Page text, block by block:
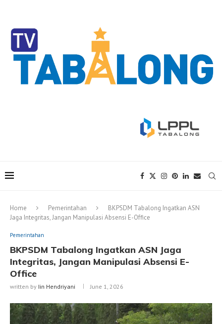
Home Pemerintahan
BKPSDM Tabalong Ingatkan ASN
Jaga Integritas, Jangan Manipulasi Absensi E-Office
Pemerintahan
BKPSDM Tabalong Ingatkan ASN Jaga
Integritas, Jangan Manipulasi Absensi E-
Office
written by Iin Hendriyani June 1, 2026